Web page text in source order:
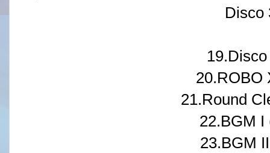
Disco
20.ROBO
21.Round
22.BGM I
23.BGM